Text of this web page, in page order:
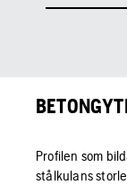
Profilen som
stålkulans